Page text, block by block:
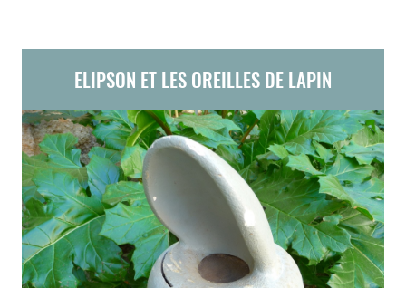
ELIPSON ET LES OREILLES DE LAPIN